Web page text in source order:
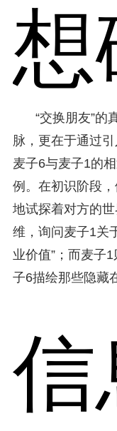
想
“交换朋友”的
脉，更在于通过引
麦子6与麦子1的
例。在初识阶段
地试探着对方的
维，询问麦子1关
业价值”；而麦子
子6描绘那些隐藏
信